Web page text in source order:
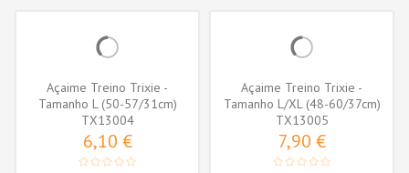
Açaime Treino Trixie -
Tamanho L (50-57/31cm)
(TX13004)
TX13004
6,10 €
Açaime Treino Trixie -
Tamanho L/XL (48-60/37cm)
(TX13005)
TX13005
7,90 €